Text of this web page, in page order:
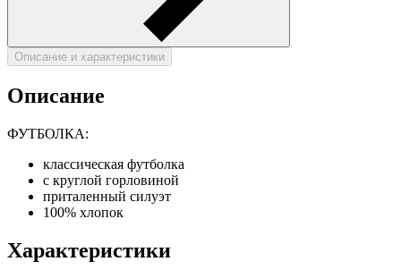
Описание и характеристики
Описание
ФУТБОЛКА:
классическая футболка
с круглой горловиной
приталенный силуэт
100% хлопок
Характеристики